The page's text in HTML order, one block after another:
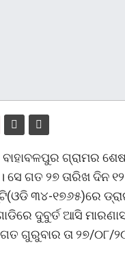
ବାହାବଳପୁର ଗ୍ରାମର
ସେ ଗତ ୨୭ ତାରିଖ
୩୪-୧୭୬୫)ରେ
ଦୁବୁର୍ତ ଆସି
ଗୁରୁବାର ତା ୨୭/